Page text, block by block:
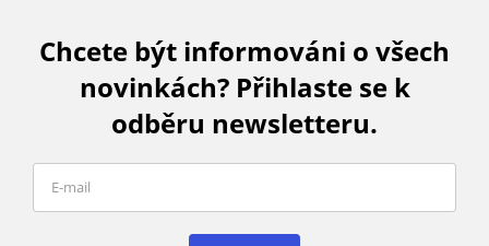
Chcete být informováni o všech
novinkách? Přihlaste se k
odběru newsletteru.